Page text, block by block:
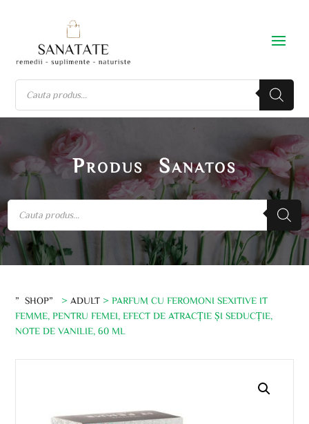
Produs Sanatos
”SHOP” > ADULT > PARFUM CU FEROMONI SEXITIVE IT
FEMME, PENTRU FEMEI, EFECT DE ATRACȚIE ȘI SEDUCȚIE,
NOTE DE VANILIE, 60 ML